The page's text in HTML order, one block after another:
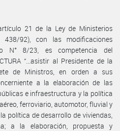
21 de la Ley de Ministerios
438/92), con las modificaciones
N° 8/23, es competencia del
“...asistir al Presidente de la
de Ministros, en orden a sus
a la elaboración de las
e infraestructura y la política
ferroviario, automotor, fluvial y
política de desarrollo de viviendas,
a la elaboración, propuesta y